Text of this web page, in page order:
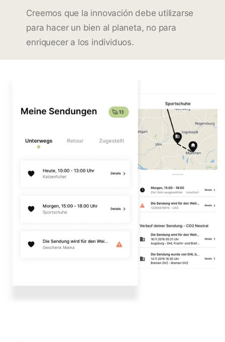
Creemos que la innovación debe utilizarse
para hacer un bien al planeta, no para
enriquecer a los individuos.